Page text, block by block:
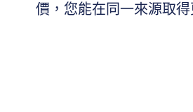
價，您能在同一來源取